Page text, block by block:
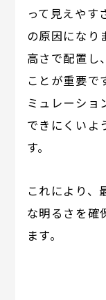
って見えやす
の原因になり
高さで配置し
ことが重要で
ミュレーショ
できにくいよ
す。
これにより、
な明るさを確
ます。